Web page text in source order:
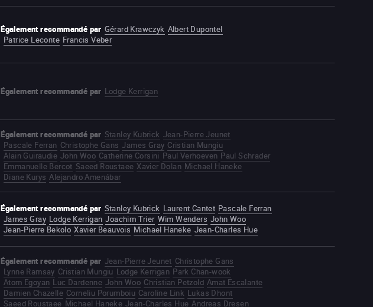
Également recommandé par Gérard Krawczyk Albert Dupontel
Patrice Leconte Francis Veber
Également recommandé par Lodge Kerrigan
Également recommandé par Stanley Kubrick Jean-Pierre Jeunet
Pascale Ferran Christophe Gans James Gray Cristian Mungiu
Alain Guiraudie John Woo Catherine Corsini Paul Verhoeven Paul Schrader
Emmanuelle Bercot Saeed Roustaee Xavier Dolan Michael Haneke
Diane Kurys Alejandro Amenábar
Également recommandé par Stanley Kubrick Laurent Cantet Pascale Ferran
James Gray Lodge Kerrigan Joachim Trier Wim Wenders John Woo
Jean-Pierre Bekolo Xavier Beauvois Michael Haneke Jean-Charles Hue
Également recommandé par Jean-Pierre Jeunet Christophe Gans
Lynne Ramsay Cristian Mungiu Lodge Kerrigan Park Chan-wook
Atom Egoyan Luc Dardenne John Woo Christian Petzold Amat Escalante
Damien Chazelle Corneliu Porumboiu Caroline Link Lukas Dhont
Saeed Roustaee Michael Haneke Jean-Charles Hue Andreas Dresen